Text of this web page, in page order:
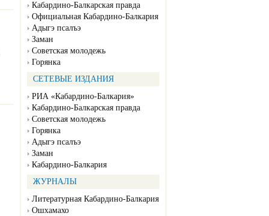
Кабардино-Балкарская правда
Официальная Кабардино-Балкария
Адыгэ псалъэ
Заман
Советская молодежь
Горянка
СЕТЕВЫЕ ИЗДАНИЯ
РИА «Кабардино-Балкария»
Кабардино-Балкарская правда
Советская молодежь
Горянка
Адыгэ псалъэ
Заман
Кабардино-Балкария
ЖУРНАЛЫ
Литературная Кабардино-Балкария
Ошхамахо